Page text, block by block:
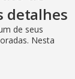
detalhes
de seus
Nesta